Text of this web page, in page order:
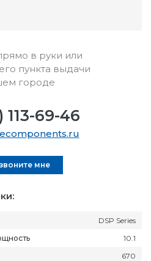
DSP Series
10.1
670
в руки или
пункта выдачи
городе
113-69-46
мне